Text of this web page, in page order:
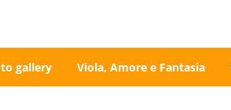
gallery Viola, Amore e Fantasia